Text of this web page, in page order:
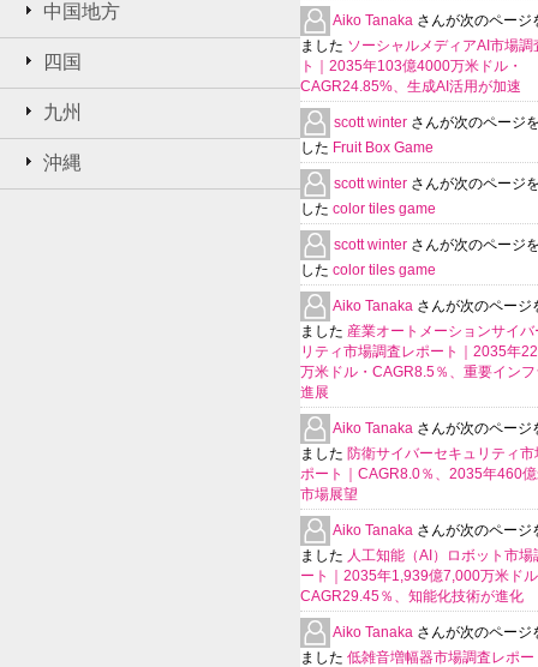
中国地方
四国
九州
沖縄
Aiko Tanaka さんが次のページ
ました ソーシャルメディアAI市場調
ト｜2035年103億4000万米ドル・
CAGR24.85%、生成AI活用が加速
scott winter さんが次のページ
した Fruit Box Game
scott winter さんが次のページ
した color tiles game
scott winter さんが次のページ
した color tiles game
Aiko Tanaka さんが次のページ
ました 産業オートメーションサイ
リティ市場調査レポート｜2035年
万米ドル・CAGR8.5％、重要イン
進展
Aiko Tanaka さんが次のページ
ました 防衛サイバーセキュリティ
ポート｜CAGR8.0％、2035年460
市場展望
Aiko Tanaka さんが次のページ
ました 人工知能（AI）ロボット市場
ート｜2035年1,939億7,000万米ド
CAGR29.45％、知能化技術が進化
Aiko Tanaka さんが次のページ
ました 低雑音増幅器市場調査レポー